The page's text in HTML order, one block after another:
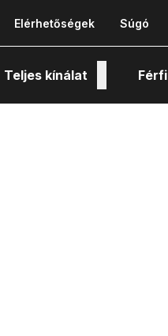
Elérhetőségek Súgó
Teljes kínálat Férfi